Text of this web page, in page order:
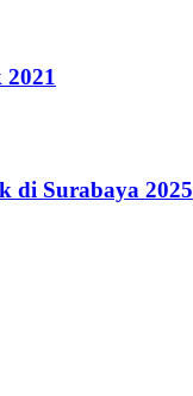
di Surabaya 2025